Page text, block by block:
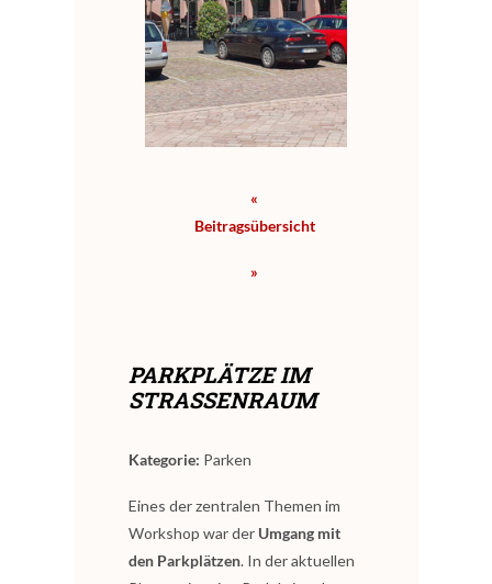
«
Bei­trags­über­sicht
»
PARK­PLÄT­ZE IM
STRASSENRAUM
Kate­go­rie: Par­ken
Eines der zen­tra­len The­men im
Work­shop war der Umgang mit
den Park­plät­zen. In der aktu­el­len